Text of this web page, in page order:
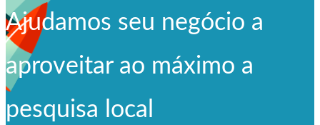
Ajudamos seu negócio a
aproveitar ao máximo a
pesquisa local